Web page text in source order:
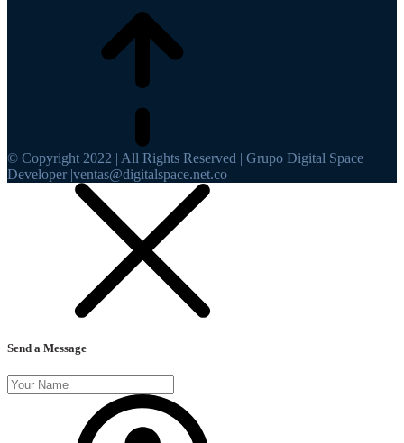
© Copyright 2022 | All Rights Reserved | Grupo Digital Space
Developer |ventas@digitalspace.net.co
Send a Message